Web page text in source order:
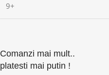
9+
Comanzi mai mult..
platesti mai putin !